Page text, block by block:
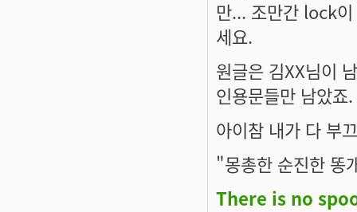
만... 조만간 lock
세요.
원글은 김XX님이
인용문들만 남았죠.
아이참 내가 다 부
"몽총한 순진한 똥
There is no